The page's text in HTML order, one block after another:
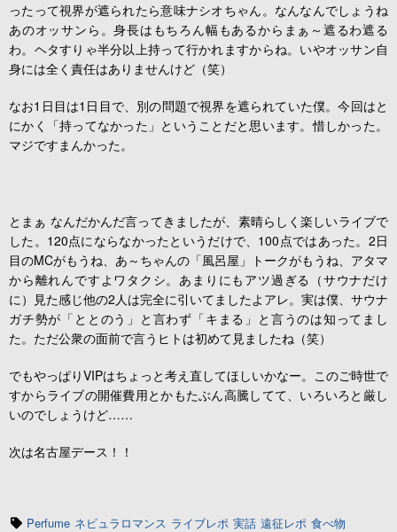
ったって視界が遮られたら意味ナシオちゃん。なんなんでしょうね
あのオッサンら。身長はもちろん幅もあるからまぁ～遮るわ遮る
わ。ヘタすりゃ半分以上持って行かれますからね。いやオッサン自
身には全く責任はありませんけど（笑）
なお1日目は1日目で、別の問題で視界を遮られていた僕。今回はと
にかく「持ってなかった」ということだと思います。惜しかった。
マジですまんかった。
とまぁ なんだかんだ言ってきましたが、素晴らしく楽しいライブで
した。120点にならなかったというだけで、100点ではあった。2日
目のMCがもうね、あ～ちゃんの「風呂屋」トークがもうね、アタマ
から離れんですよワタクシ。あまりにもアツ過ぎる（サウナだけ
に）見た感じ他の2人は完全に引いてましたよアレ。実は僕、サウナ
ガチ勢が「ととのう」と言わず「キまる」と言うのは知ってまし
た。ただ公衆の面前で言うヒトは初めて見ましたね（笑）
でもやっぱりVIPはちょっと考え直してほしいかなー。このご時世で
すからライブの開催費用とかもたぶん高騰してて、いろいろと厳し
いのでしょうけど……
次は名古屋デース！！
タ Perfume ネビュラロマンス ライブレポ 実話 遠征レポ 食べ物